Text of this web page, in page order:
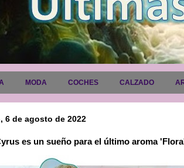
MODA COCHES CALZADO
6 de agosto de 2022
es un sueño para el último aroma